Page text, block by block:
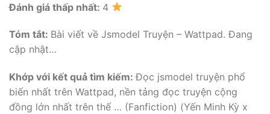
Đánh giá thấp nhất: 4
Tóm tắt: Bài viết về Jsmodel Truyện – Wattpad. Đang
cập nhật…
Khớp với kết quả tìm kiếm:Đọc jsmodel truyện phổ
biến nhất trên Wattpad, nền tảng đọc truyện cộng
đồng lớn nhất trên thế … (Fanfiction) (Yến Minh Kỳ x